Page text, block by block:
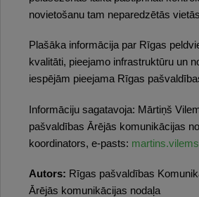
novietošanu tam neparedzētās
Plašāka informācija par Rīgas
kvalitāti, pieejamo infrastruktūru un
iespējām pieejama Rīgas
Informāciju sagatavoja: Mārtiņš
pašvaldības Ārējās komunikācijas
koordinators, e-pasts:
Autors: Rīgas pašvaldības
Ārējās komunikācijas nodaļa